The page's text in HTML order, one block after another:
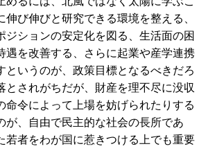
伸び伸びと研究できる環境を整える、
ジションの安定化を図る、生活面の困
遇を改善する、さらに起業や産学連携
というのが、政策目標となるべきだろ
とされがちだが、財産を理不尽に没収
命令によって上場を妨げられたりする
が、自由で民主的な社会の長所であ
若者をわが国に惹きつける上でも重要